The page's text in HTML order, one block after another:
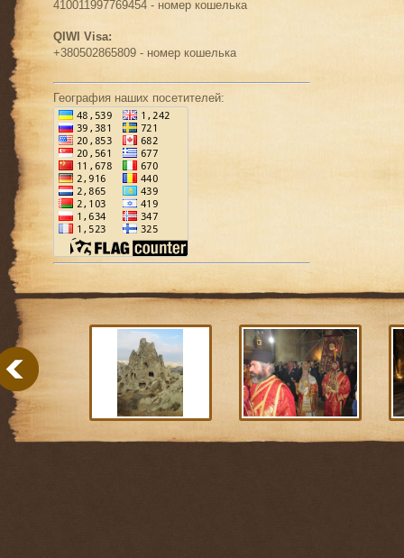
410011997769454 - номер кошелька
QIWI Visa:
+380502865809 - номер кошелька
География наших посетителей: